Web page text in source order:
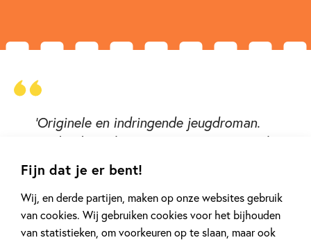
Fijn dat je er bent!
Wij, en derde partijen, maken op onze websites gebruik
van cookies. Wij gebruiken cookies voor het bijhouden
van statistieken, om voorkeuren op te slaan, maar ook
‘Originele en indringende jeugdroman.
Dit boek verdient veel meer lezers.’ – de
Volkskrant